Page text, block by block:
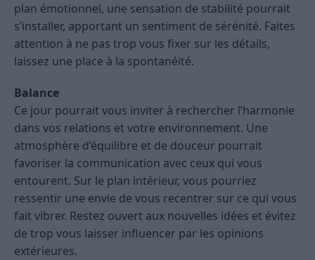
plan émotionnel, une sensation de stabilité pourrait
s’installer, apportant un sentiment de sérénité. Faites
attention à ne pas trop vous fixer sur les détails,
laissez une place à la spontanéité.
Balance
Ce jour pourrait vous inviter à rechercher l’harmonie
dans vos relations et votre environnement. Une
atmosphère d’équilibre et de douceur pourrait
favoriser la communication avec ceux qui vous
entourent. Sur le plan intérieur, vous pourriez
ressentir une envie de vous recentrer sur ce qui vous
fait vibrer. Restez ouvert aux nouvelles idées et évitez
de trop vous laisser influencer par les opinions
extérieures.